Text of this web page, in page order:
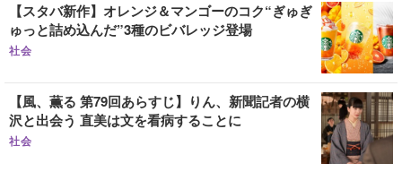
【スタバ新作】オレンジ＆マンゴーのコク“ぎゅぎ
ゅっと詰め込んだ”3種のビバレッジ登場
社会
【風、薫る 第79回あらすじ】りん、新聞記者の横
沢と出会う 直美は文を看病することに
社会